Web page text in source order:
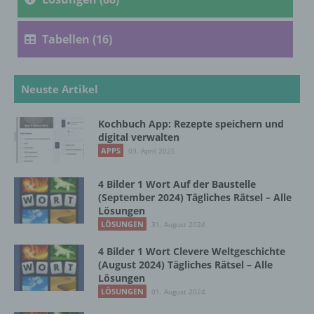
Tabellen (16)
Neuste Artikel
Kochbuch App: Rezepte speichern und
digital verwalten
APPS 03. April 2025
4 Bilder 1 Wort Auf der Baustelle
(September 2024) Tägliches Rätsel – Alle
Lösungen
LÖSUNGEN 31. August 2024
4 Bilder 1 Wort Clevere Weltgeschichte
(August 2024) Tägliches Rätsel – Alle
Lösungen
LÖSUNGEN 01. August 2024
j) Dritter
Dritter ist eine natürliche oder juristische
Person, Behörde, Einrichtung oder andere
Stelle außer der betroffenen Person, dem
Verantwortlichen, dem Auftragsverarbeiter
unmittelbaren Verantwortung des
Verantwortlichen oder des
Auftragsverarbeiters befugt sind, die
personenbezogenen Daten zu verarbeiten.
k) Einwilligung
Einwilligung ist jede von der betroffenen